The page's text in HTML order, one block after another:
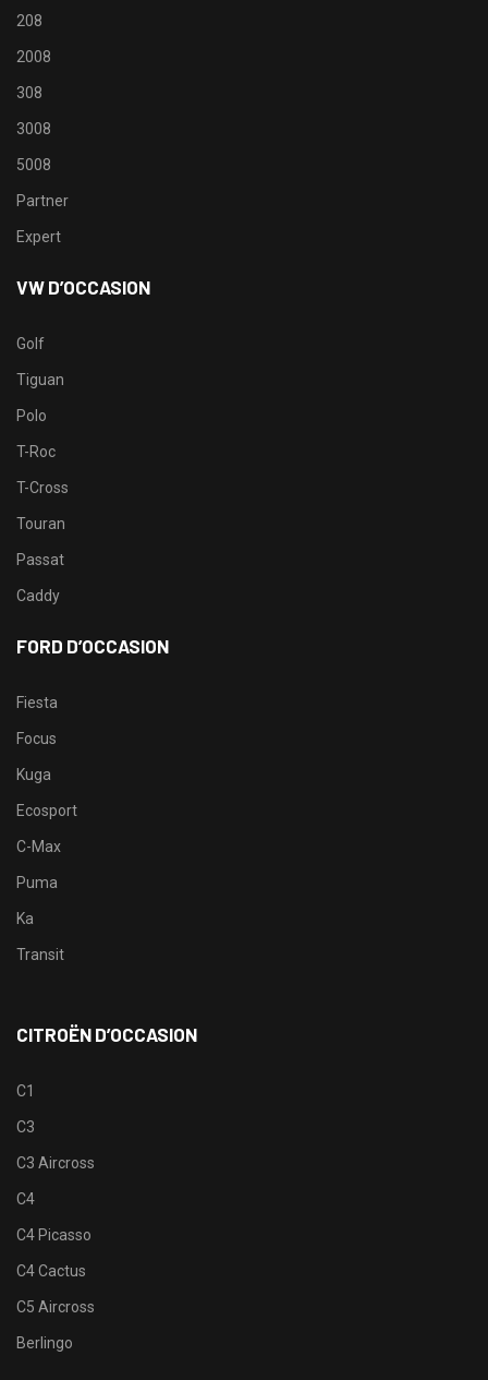
208
2008
308
3008
5008
Partner
Expert
VW D’OCCASION
Golf
Tiguan
Polo
T-Roc
T-Cross
Touran
Passat
Caddy
FORD D’OCCASION
Fiesta
Focus
Kuga
Ecosport
C-Max
Puma
Ka
Transit
CITROËN D’OCCASION
C1
C3
C3 Aircross
C4
C4 Picasso
C4 Cactus
C5 Aircross
Berlingo